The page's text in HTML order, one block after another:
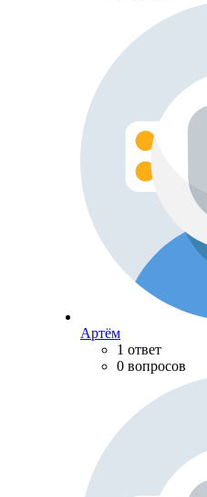
Артём
1 ответ
0 вопросов